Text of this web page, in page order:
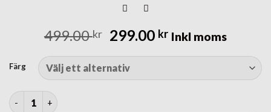
499.00kr Det
priset
var:
299.00 krDet
är:
Inkl moms
Färg
Opel centrumkåpor fälgkåpor 58, 65 mm mängd